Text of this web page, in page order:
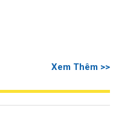
Xem Thêm >>